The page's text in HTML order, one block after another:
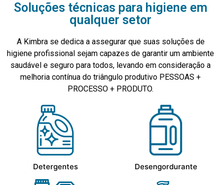
Soluções técnicas para higiene em
qualquer setor
A Kimbra se dedica a assegurar que suas soluções de
higiene profissional sejam capazes de garantir um ambiente
saudável e seguro para todos, levando em consideração a
melhoria contínua do triângulo produtivo PESSOAS +
PROCESSO + PRODUTO.
Detergentes Desengordurante